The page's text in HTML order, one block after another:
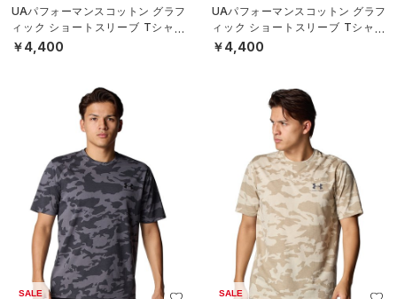
UAパフォーマンスコットン グラフ
ィック ショートスリーブ Tシャツ
（ライフスタイル/MEN）
￥4,400
UAパフォーマンスコットン グラフ
ィック ショートスリーブ Tシャツ
（ライフスタイル/MEN）
￥4,400
SALE SALE